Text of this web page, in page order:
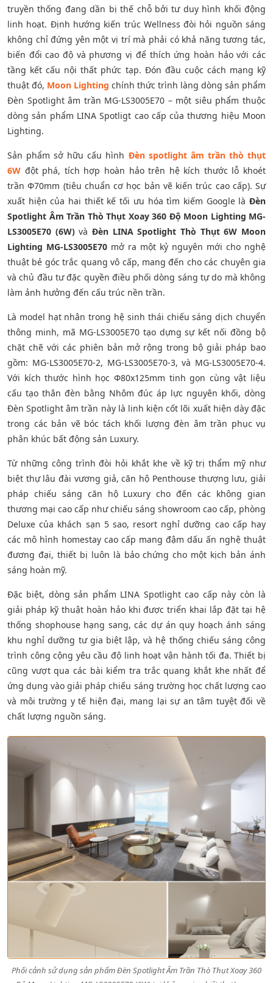
truyền thống đang dần bị thế chỗ bởi tư duy hình khối động
linh hoạt. Định hướng kiến trúc Wellness đòi hỏi nguồn sáng
không chỉ đứng yên một vị trí mà phải có khả năng tương tác,
biến đổi cao độ và phương vị để thích ứng hoàn hảo với các
tầng kết cấu nội thất phức tạp. Đón đầu cuộc cách mạng kỹ
thuật đó, Moon Lighting chính thức trình làng dòng sản phẩm
Đèn Spotlight âm trần MG-LS3005E70 – một siêu phẩm thuộc
dòng sản phẩm LINA Spotligt cao cấp của thương hiệu Moon
Lighting.
Sản phẩm sở hữu cấu hình Đèn spotlight âm trần thò thụt
6W đột phá, tích hợp hoàn hảo trên hệ kích thước lỗ khoét
trần Φ70mm (tiêu chuẩn cơ học bản vẽ kiến trúc cao cấp). Sự
xuất hiện của hai thiết kế tối ưu hóa tìm kiếm Google là Đèn
Spotlight Âm Trần Thò Thụt Xoay 360 Độ Moon Lighting MG-
LS3005E70 (6W)vàĐèn LINA Spotlight Thò Thụt 6W Moon
Lighting MG-LS3005E70 mở ra một kỷ nguyên mới cho nghệ
thuật bẻ góc trắc quang vô cấp, mang đến cho các chuyên gia
và chủ đầu tư đặc quyền điều phối dòng sáng tự do mà không
làm ảnh hưởng đến cấu trúc nền trần.
Là model hạt nhân trong hệ sinh thái chiếu sáng dịch chuyển
thông minh, mã MG-LS3005E70 tạo dựng sự kết nối đồng bộ
chặt chẽ với các phiên bản mở rộng trong bộ giải pháp bao
gồm: MG-LS3005E70-2, MG-LS3005E70-3, và MG-LS3005E70-4.
Với kích thước hình học Φ80x125mm tinh gọn cùng vật liệu
cấu tạo thân đèn bằng Nhôm đúc áp lực nguyên khối, dòng
Đèn Spotlight âm trần này là linh kiện cốt lõi xuất hiện dày đặc
trong các bản vẽ bóc tách khối lượng đèn âm trần phục vụ
phân khúc bất động sản Luxury.
Từ những công trình đòi hỏi khắt khe về kỹ trị thẩm mỹ như
biệt thự lâu đài vương giả, căn hộ Penthouse thượng lưu, giải
pháp chiếu sáng căn hộ Luxury cho đến các không gian
thương mại cao cấp như chiếu sáng showroom cao cấp, phòng
Deluxe của khách sạn 5 sao, resort nghỉ dưỡng cao cấp hay
các mô hình homestay cao cấp mang đậm dấu ấn nghệ thuật
đương đại, thiết bị luôn là bảo chứng cho một kịch bản ánh
sáng hoàn mỹ.
Đặc biệt, dòng sản phẩm LINA Spotlight cao cấp này còn là
giải pháp kỹ thuật hoàn hảo khi được triển khai lắp đặt tại hệ
thống shophouse hạng sang, các dự án quy hoạch ánh sáng
khu nghỉ dưỡng tư gia biệt lập, và hệ thống chiếu sáng công
trình công cộng yêu cầu độ linh hoạt vận hành tối đa. Thiết bị
cũng vượt qua các bài kiểm tra trắc quang khắt khe nhất để
ứng dụng vào giải pháp chiếu sáng trường học chất lượng cao
và môi trường y tế hiện đại, mang lại sự an tâm tuyệt đối về
chất lượng nguồn sáng.
Phối cảnh sử dụng sản phẩm Đèn Spotlight Âm Trần Thò Thụt Xoay 360